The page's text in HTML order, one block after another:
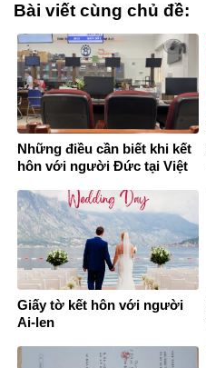
Bài viết cùng chủ đề:
Những điều cần biết khi kết
hôn với người Đức tại Việt
Giấy tờ kết hôn với người
Ai-len